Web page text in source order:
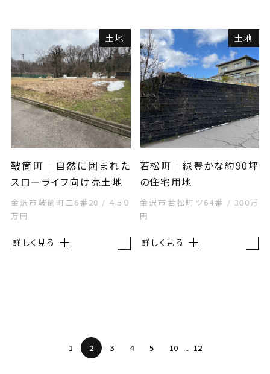
土地
鞁筒町｜自然に囲まれた
スローライフ向け売土地
金沢市鞁筒町二6番20 / ４５０
万円
詳しく見る
土地
若松町｜緑豊かな約90坪
の住宅用地
金沢市若松町ツ64番 / 300万
円
詳しく見る
1 2 3 4 5 10 12